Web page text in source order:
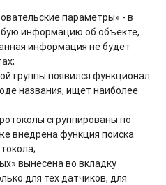
параметры» - в
информацию об объекте,
информация не будет
группы появился функционал
названия, ищет наиболее
сгруппированы по
внедрена функция поиска
вынесена во вкладку
для тех датчиков, для